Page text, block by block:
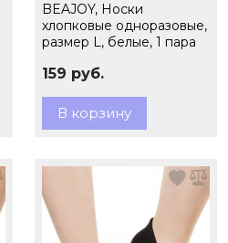
BEAJOY, Носки
хлопковые одноразовые,
размер L, белые, 1 пара
159 руб.
В корзину